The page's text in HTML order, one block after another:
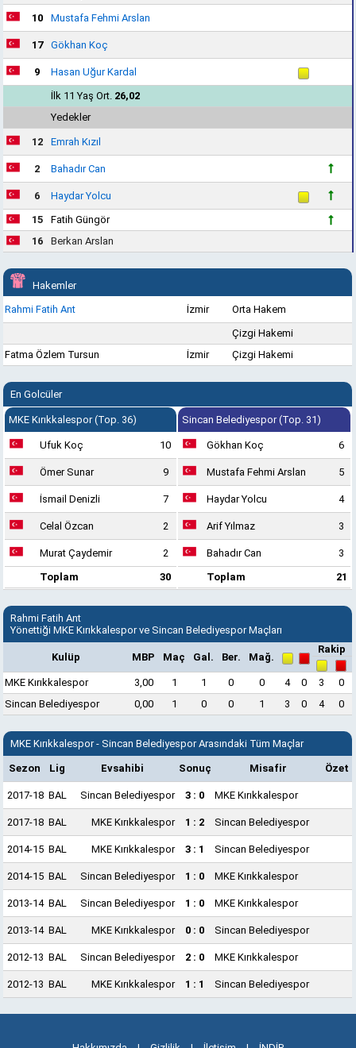
10 Mustafa Fehmi Arslan
17 Gökhan Koç
9
Hasan Uğur Kardal
İlk 11 Yaş Ort. 26,02
Yedekler
12 Emrah Kızıl
2 Bahadır Can
6
Haydar Yolcu
15
Fatih Güngör
16
Berkan Arslan
Hakemler
Rahmi Fatih Ant
İzmir
Orta Hakem
Çizgi Hakemi
Fatma Özlem Tursun
İzmir Çizgi Hakemi
En Golcüler
MKE Kırıkkalespor (Top. 36)
Ufuk Koç 10
Ömer Sunar 9
İsmail Denizli 7
Celal Özcan 2
Murat Çaydemir
2
Toplam
30
Sincan Belediyespor (Top. 31)
Gökhan Koç 6
Mustafa Fehmi Arslan 5
Haydar Yolcu 4
Arif Yılmaz 3
Bahadır Can
3
Toplam
21
Rahmi Fatih Ant
Yönettiği MKE Kırıkkalespor ve Sincan Belediyespor Maçları
Kulüp MBP Maç Gal. Ber. Mağ.
Rakip
MKE Kırıkkalespor 3,00 1 1 0 0 4 0 3
0
Sincan Belediyespor
0,00 1 0 0 1 3 0 4 0
MKE Kırıkkalespor - Sincan Belediyespor Arasındaki Tüm Maçlar
Sezon Lig Evsahibi Sonuç Misafir Özet
2017-18 BAL Sincan Belediyespor 3 : 0 MKE Kırıkkalespor
2017-18 BAL MKE Kırıkkalespor 1 : 2 Sincan Belediyespor
2014-15 BAL MKE Kırıkkalespor 3 : 1 Sincan Belediyespor
2014-15 BAL Sincan Belediyespor 1 : 0 MKE Kırıkkalespor
2013-14 BAL Sincan Belediyespor 1 : 0 MKE Kırıkkalespor
2013-14 BAL MKE Kırıkkalespor 0 : 0 Sincan Belediyespor
2012-13 BAL Sincan Belediyespor 2 : 0 MKE Kırıkkalespor
2012-13 BAL MKE Kırıkkalespor 1 : 1 Sincan Belediyespor